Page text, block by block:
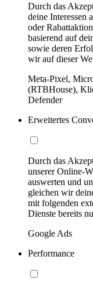
Durch das
deine Interessen
oder
basierend auf
sowie deren
wir auf dieser
Meta-Pixel,
(RTBHouse),
Defender
Erweitertes
Durch das
unserer Online-
auswerten und
gleichen wir
mit folgenden
Dienste bereits
Google Ads
Performance